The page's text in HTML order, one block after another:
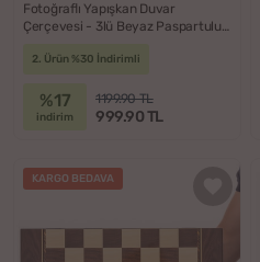
Fotoğraflı Yapışkan Duvar
Çerçevesi - 3lü Beyaz Paspartulu
2. Ürün %30 İndirimli
%17
indirim
1199.90 TL
999.90 TL
KARGO BEDAVA